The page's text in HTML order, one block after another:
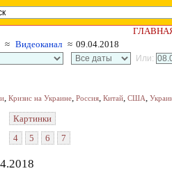
≈ Видеоканал ≈ 09.04.2018
Или:
, Кризис на Украине, Россия, Китай, США,
Картинки
4
5 6 7